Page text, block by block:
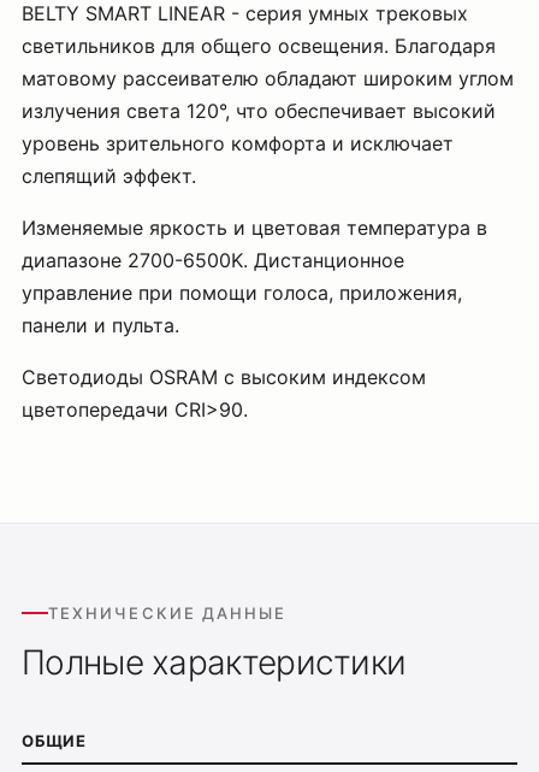
BELTY SMART LINEAR - серия умных трековых
светильников для общего освещения. Благодаря
матовому рассеивателю обладают широким углом
излучения света 120°, что обеспечивает высокий
уровень зрительного комфорта и исключает
слепящий эффект.
Изменяемые яркость и цветовая температура в
диапазоне 2700-6500K. Дистанционное
управление при помощи голоса, приложения,
панели и пульта.
Светодиоды OSRAM с высоким индексом
цветопередачи CRI>90.
ТЕХНИЧЕСКИЕ ДАННЫЕ
Полные характеристики
ОБЩИЕ